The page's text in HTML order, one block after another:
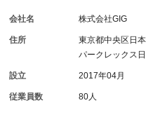
会社名 株式会社GIG
住所
東京都中央区日
パークレックス
設立 2017年04月
従業員数 80人